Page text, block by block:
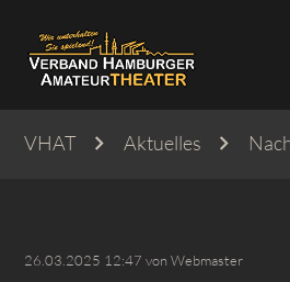
VHAT Aktuelles
26.03.2025 12:47 von Webmaster